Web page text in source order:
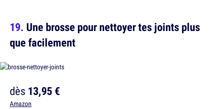
Une brosse pour nettoyer tes joints plus
que facilement
dès13,95 €
Amazon